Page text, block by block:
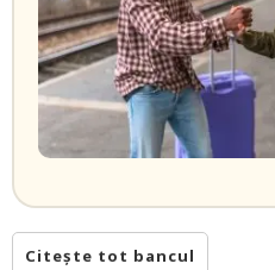
Citește tot bancul